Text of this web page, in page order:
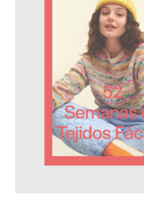
AÑADIR AL CARRITO
DETALLES